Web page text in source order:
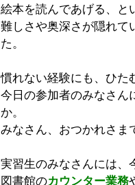
絵本を読んであげる、と
難しさや奥深さが隠れて
た。
慣れない経験にも、ひた
今日の参加者のみなさん
か。
みなさん、おつかれさま
実習生のみなさんには、
図書館のカウンター業務